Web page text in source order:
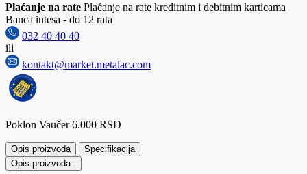
Plaćanje na rate Plaćanje na rate kreditnim i debitnim karticama
Banca intesa - do 12 rata
032 40 40 40
ili
kontakt@market.metalac.com
Poklon Vaučer 6.000 RSD
Opis proizvoda
Specifikacija
Opis proizvoda -